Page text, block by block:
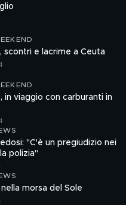
scontri e lacrime a Ceuta
in viaggio con carburanti in
"C'è un pregiudizio nei
polizia"
morsa del Sole